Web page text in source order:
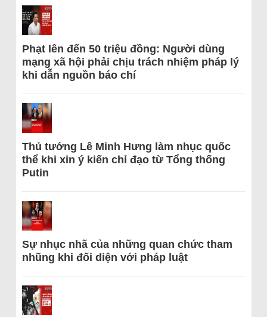
Phạt lên đến 50 triệu đồng: Người dùng
mạng xã hội phải chịu trách nhiệm pháp lý
khi dẫn nguồn báo chí
Thủ tướng Lê Minh Hưng làm nhục quốc
thể khi xin ý kiến chỉ đạo từ Tổng thống
Putin
Sự nhục nhã của những quan chức tham
nhũng khi đối diện với pháp luật